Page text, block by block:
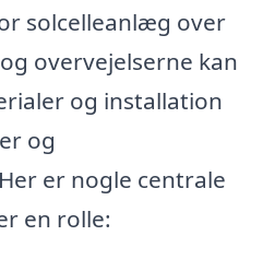
solcelleanlæg over
overvejelserne kan
og installation
og
er nogle centrale
en rolle: